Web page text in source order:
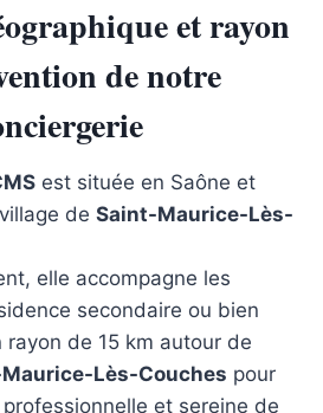
et rayon
de notre
est située en Saône et
de Saint-Maurice-Lès-
elle accompagne les
secondaire ou bien
de 15 km autour de
Lès-Couches pour
et sereine de